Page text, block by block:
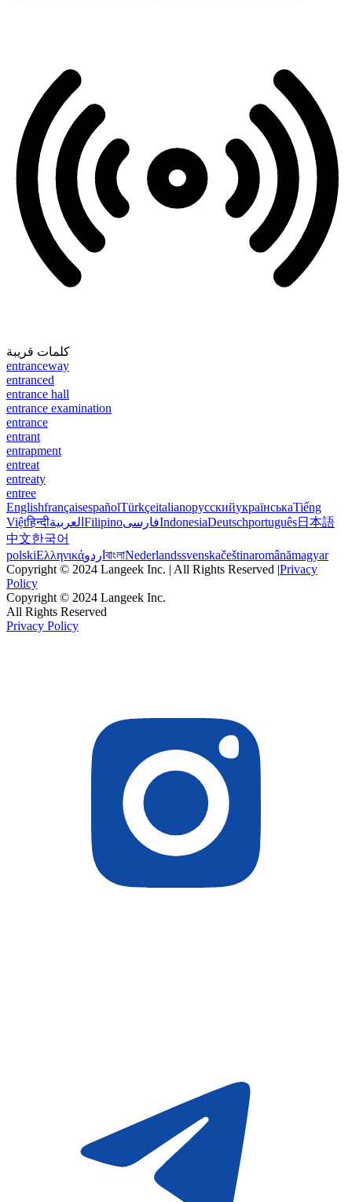
كلمات قريبة
entranceway
entranced
entrance hall
entrance examination
entrance
entrant
entrapment
entreat
entreaty
entree
EnglishfrançaisespañolTürkçeitalianoрусскийукраїнськаTiếng
Việtहिन्दीالعربية FilipinoفارسیIndonesiaDeutschportuguês日本語
中文한국어
polskiΕλληνικάاردو বাংলাNederlandssvenskačeštinaromânămagyar
Copyright © 2024 Langeek Inc. | All Rights Reserved |Privacy
Policy
Copyright © 2024 Langeek Inc.
All Rights Reserved
Privacy Policy